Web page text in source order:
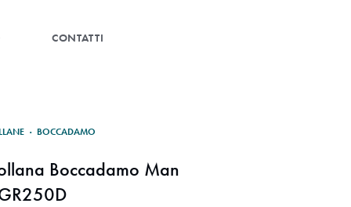
CONTATTI
· BOCCADAMO
Boccadamo Man